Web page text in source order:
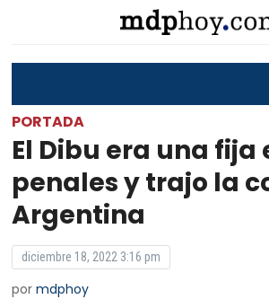
PORTADA
El Dibu era una fija
penales y trajo la
Argentina
diciembre 18, 2022 3:16 pm
pormdphoy